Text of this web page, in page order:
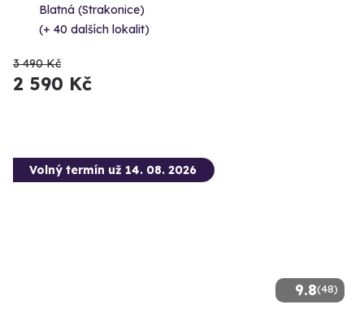
Blatná (Strakonice)
(+ 40 dalších lokalit)
3 490 Kč
2 590 Kč
9.8(48)
Volný termín už 14. 08. 2026